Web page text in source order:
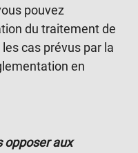
pouvez
du traitement de
cas prévus par la
en
opposer aux